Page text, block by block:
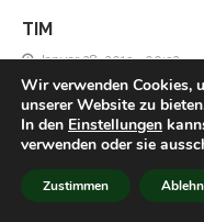
TIM
Januar 28, 2013 - 00:32
Hmm aber gegen ein
an, oder?
HIACYNTA
Wir verwenden Cookies,
unserer Website zu
In den Einstellungen
verwenden oder sie
Zustimmen